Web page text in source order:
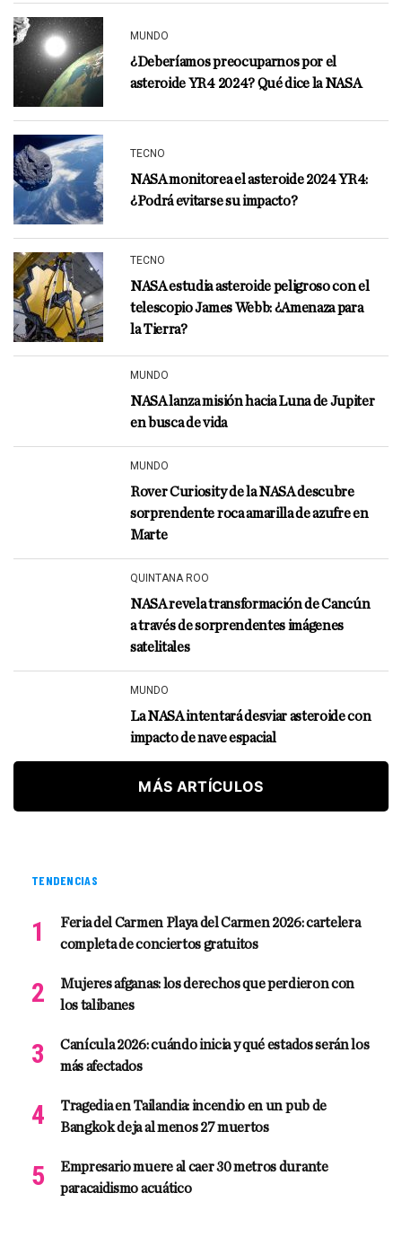
MUNDO
¿Deberíamos preocuparnos por el
asteroide YR4 2024? Qué dice la NASA
TECNO
NASA monitorea el asteroide 2024 YR4:
¿Podrá evitarse su impacto?
TECNO
NASA estudia asteroide peligroso con el
telescopio James Webb: ¿Amenaza para
la Tierra?
MUNDO
NASA lanza misión hacia Luna de Jupiter
en busca de vida
MUNDO
Rover Curiosity de la NASA descubre
sorprendente roca amarilla de azufre en
Marte
QUINTANA ROO
NASA revela transformación de Cancún
a través de sorprendentes imágenes
satelitales
MUNDO
La NASA intentará desviar asteroide con
impacto de nave espacial
MÁS ARTÍCULOS
TENDENCIAS
Feria del Carmen Playa del Carmen 2026: cartelera
completa de conciertos gratuitos
Mujeres afganas: los derechos que perdieron con
los talibanes
Canícula 2026: cuándo inicia y qué estados serán los
más afectados
Tragedia en Tailandia: incendio en un pub de
Bangkok deja al menos 27 muertos
Empresario muere al caer 30 metros durante
paracaidismo acuático